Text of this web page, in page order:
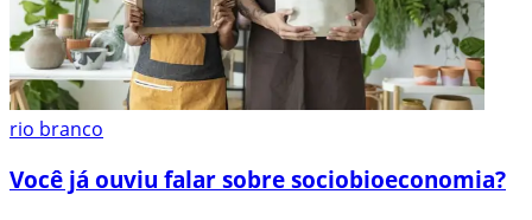
rio branco
Você já ouviu falar sobre sociobioeconomia?